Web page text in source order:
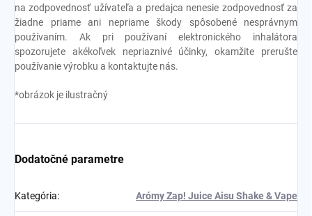
na zodpovednosť užívateľa a predajca nenesie zodpovednosť za
žiadne priame ani nepriame škody spôsobené nesprávnym
používaním. Ak pri používaní elektronického inhalátora
spozorujete akékoľvek nepriaznivé účinky, okamžite prerušte
používanie výrobku a kontaktujte nás.
*obrázok je ilustračný
Dodatočné parametre
Kategória: Arómy Zap! Juice Aisu Shake & Vape